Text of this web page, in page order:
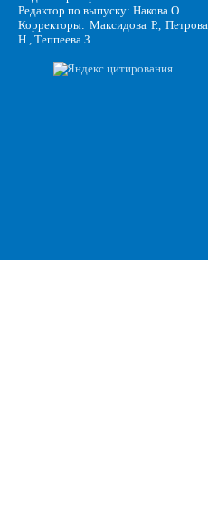
Редактор по выпуску: Накова О.
Корректоры: Максидова Р., Петрова
Н., Теппеева З.